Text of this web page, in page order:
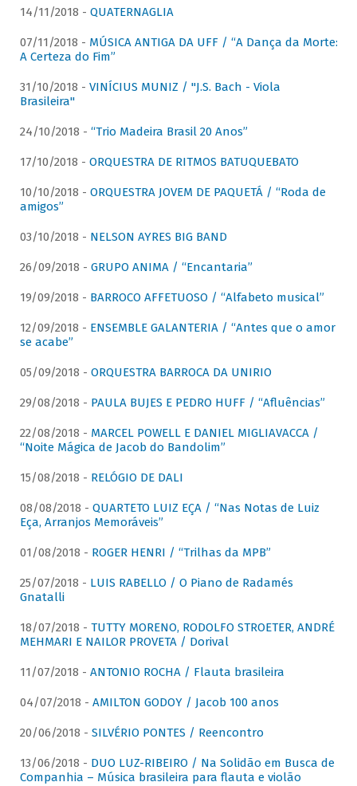
14/11/2018 - QUATERNAGLIA
07/11/2018 - MÚSICA ANTIGA DA UFF / “A Dança da Morte:
A Certeza do Fim”
31/10/2018 - VINÍCIUS MUNIZ / "J.S. Bach - Viola
Brasileira"
24/10/2018 - “Trio Madeira Brasil 20 Anos”
17/10/2018 - ORQUESTRA DE RITMOS BATUQUEBATO
10/10/2018 - ORQUESTRA JOVEM DE PAQUETÁ / “Roda de
amigos”
03/10/2018 - NELSON AYRES BIG BAND
26/09/2018 - GRUPO ANIMA / “Encantaria”
19/09/2018 - BARROCO AFFETUOSO / “Alfabeto musical”
12/09/2018 - ENSEMBLE GALANTERIA / “Antes que o amor
se acabe”
05/09/2018 - ORQUESTRA BARROCA DA UNIRIO
29/08/2018 - PAULA BUJES E PEDRO HUFF / “Afluências”
22/08/2018 - MARCEL POWELL E DANIEL MIGLIAVACCA /
“Noite Mágica de Jacob do Bandolim”
15/08/2018 - RELÓGIO DE DALI
08/08/2018 - QUARTETO LUIZ EÇA / “Nas Notas de Luiz
Eça, Arranjos Memoráveis”
01/08/2018 - ROGER HENRI / “Trilhas da MPB”
25/07/2018 - LUIS RABELLO / O Piano de Radamés
Gnatalli
18/07/2018 - TUTTY MORENO, RODOLFO STROETER, ANDRÉ
MEHMARI E NAILOR PROVETA / Dorival
11/07/2018 - ANTONIO ROCHA / Flauta brasileira
04/07/2018 - AMILTON GODOY / Jacob 100 anos
20/06/2018 - SILVÉRIO PONTES / Reencontro
13/06/2018 - DUO LUZ-RIBEIRO / Na Solidão em Busca de
Companhia – Música brasileira para flauta e violão